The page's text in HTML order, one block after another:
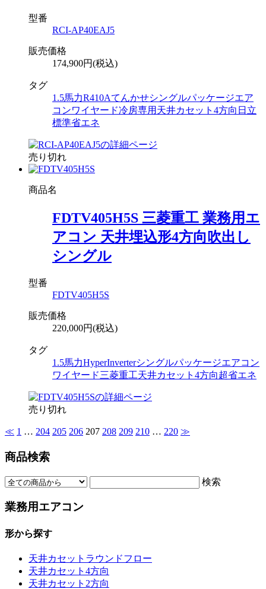
型番
RCI-AP40EAJ5
販売価格
174,900円(税込)
タグ
1.5馬力R410Aてんかせシングルパッケージエア
コンワイヤード冷房専用 天井カセット4方向 日立
標準省エネ
売り切れ
商品名
FDTV405H5S 三菱重工 業務用エ
アコン 天井埋込形4方向吹出し
シングル
型番
FDTV405H5S
販売価格
220,000円(税込)
タグ
1.5馬力HyperInverterシングルパッケージエアコン
ワイヤード三菱重工天井カセット4方向超省エネ
売り切れ
≪ 1 … 204 205 206 207 208 209 210 … 220 ≫
商品検索
検索
業務用エアコン
形から探す
天井カセットラウンドフロー
天井カセット4方向
天井カセット2方向